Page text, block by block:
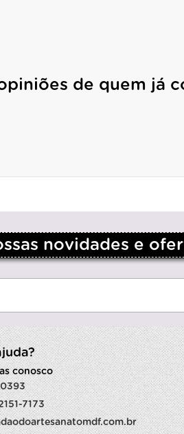
de quem já
novidades e
conosco
7173